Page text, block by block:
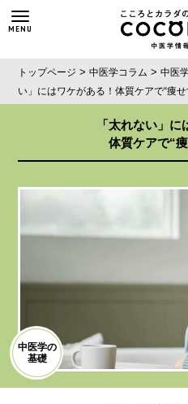
MENU
トップページ >中医学コラム >中医
い」にはワケがある！体質ケアで“痩
中医学の
基礎
「太れない」に
体質ケアで“